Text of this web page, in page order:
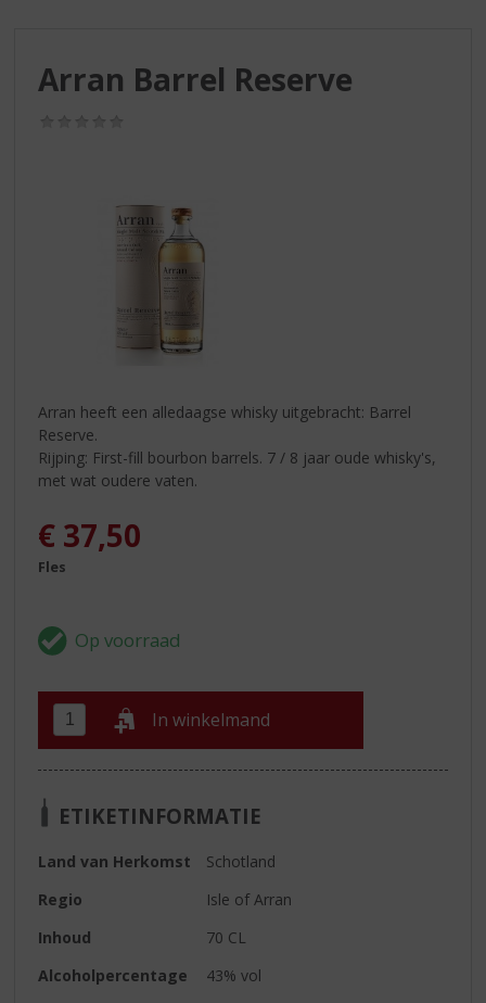
Arran Barrel Reserve
Arran heeft een alledaagse whisky uitgebracht: Barrel
Reserve.
Rijping: First-fill bourbon barrels. 7 / 8 jaar oude whisky's,
met wat oudere vaten.
€ 37,50
Fles
In winkelmand
ETIKETINFORMATIE
Land van Herkomst
Schotland
Regio
Isle of Arran
Inhoud
70 CL
Alcoholpercentage
43% vol